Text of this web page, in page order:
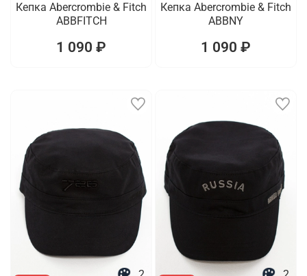
Кепка Abercrombie & Fitch
ABBFITCH
1 090 ₽
Кепка Abercrombie & Fitch
ABBNY
1 090 ₽